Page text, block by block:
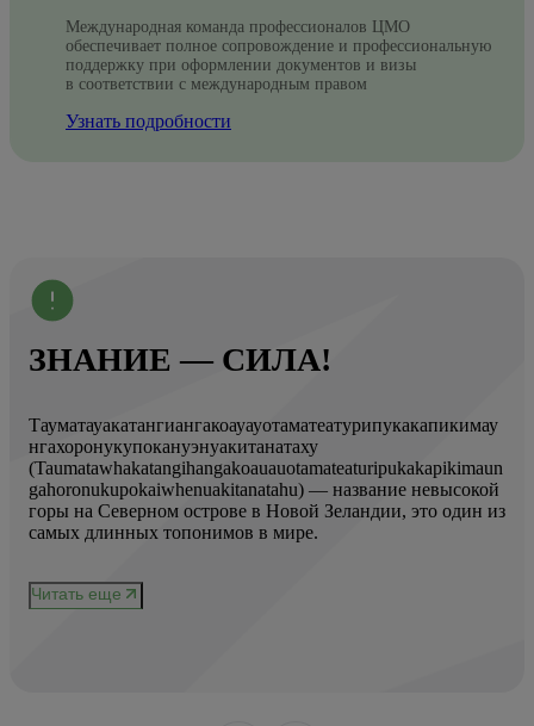
Международная команда профессионалов ЦМО
обеспечивает полное сопровождение и профессиональную
поддержку при оформлении документов и визы
в соответствии с международным правом
Узнать подробности
ЗНАНИЕ — СИЛА!
Тауматауакатангиангакоауауотаматеатурипукакапикимау
нгахоронукупокануэнуакитанатаху
(Taumatawhakatangihangakoauauotamateaturipukakapikimaun
gahoronukupokaiwhenuakitanatahu) — название невысокой
горы на Северном острове в Новой Зеландии, это один из
самых длинных топонимов в мире.
Читать еще